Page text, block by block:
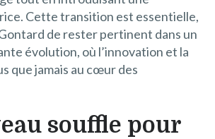
Cette transition est essentielle,
de rester pertinent dans un
évolution, où l’innovation et la
que jamais au cœur des
souffle pour